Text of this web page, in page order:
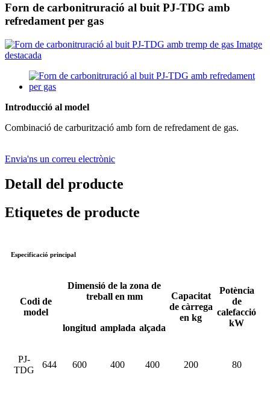
Forn de carbonitruració al buit PJ-TDG amb
refredament per gas
Introducció al model
Combinació de carburització amb forn de refredament de gas.
Envia'ns un correu electrònic
Detall del producte
Etiquetes de producte
Especificació principal
Codi de
model
Dimensió de la zona de
treball en mm
Capacitat
de càrrega
en kg
Potència
de
calefacció
kW
longitud amplada alçada
PJ-
TDG
644 600 400 400 200 80